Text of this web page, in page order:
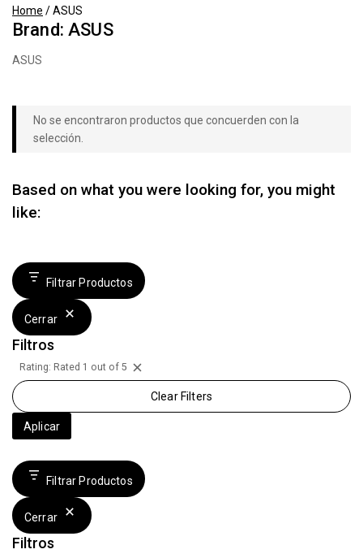
Home /ASUS
Brand:ASUS
ASUS
No se encontraron productos que concuerden con la
selección.
Based on what you were looking for, you might
like:
Filtrar Productos
Cerrar
Filtros
Rating: Rated 1 out of 5
Remove
Filter:
Out
Clear Filters
Aplicar
Filtrar Productos
Cerrar
Filtros